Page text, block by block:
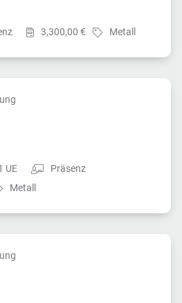
Preis:
3,300,00 € Fach:
Metall
UE Teilnahmeart:
Präsenz
Fach:
Metall